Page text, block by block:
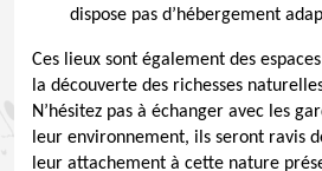
dispose pas d’hébergement
Ces lieux sont également des
la découverte des richesses
N’hésitez pas à échanger avec les
leur environnement, ils seront ravis
leur attachement à cette nature